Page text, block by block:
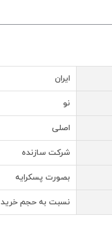
ایران
نو
اصلی
شرکت سازنده
بصورت پسکرایه
نسبت به حجم خرید